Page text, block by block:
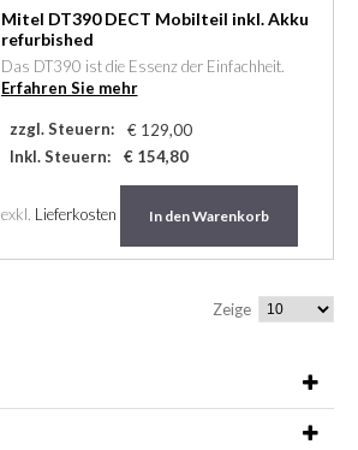
Mitel DT390 DECT Mobilteil inkl. Akku
refurbished
Das DT390 ist die Essenz der Einfachheit.
Erfahren Sie mehr
zzgl. Steuern:
€ 129,00
Inkl. Steuern:
€ 154,80
exkl. Lieferkosten In den Warenkorb
Zeige